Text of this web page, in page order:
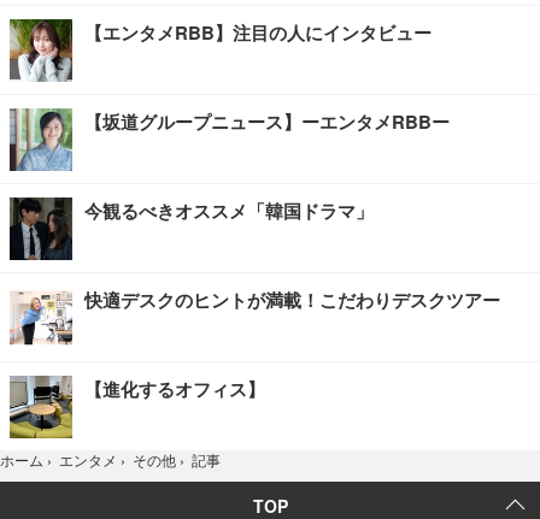
【エンタメRBB】注目の人にインタビュー
【坂道グループニュース】ーエンタメRBBー
今観るべきオススメ「韓国ドラマ」
快適デスクのヒントが満載！こだわりデスクツアー
【進化するオフィス】
ホーム › エンタメ › その他 › 記事
TOP